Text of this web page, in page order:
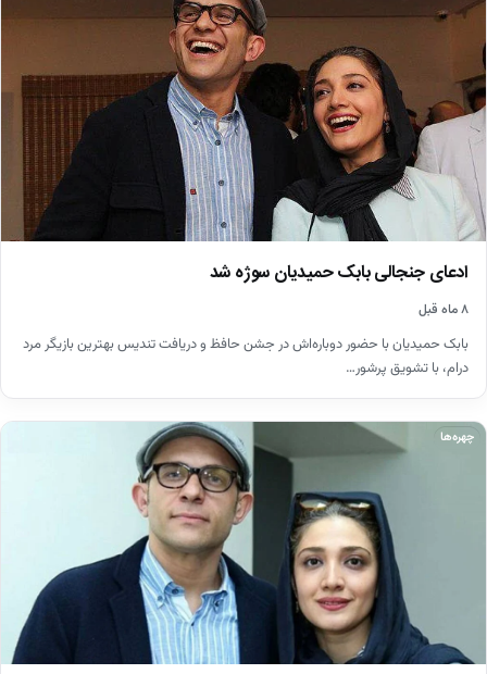
ادعای جنجالی بابک حمیدیان سوژه شد
۸ ماه قبل
بابک حمیدیان با حضور دوباره‌اش در جشن حافظ و دریافت تندیس بهترین بازیگر مرد
درام، با تشویق پرشور…
چهره‌ها